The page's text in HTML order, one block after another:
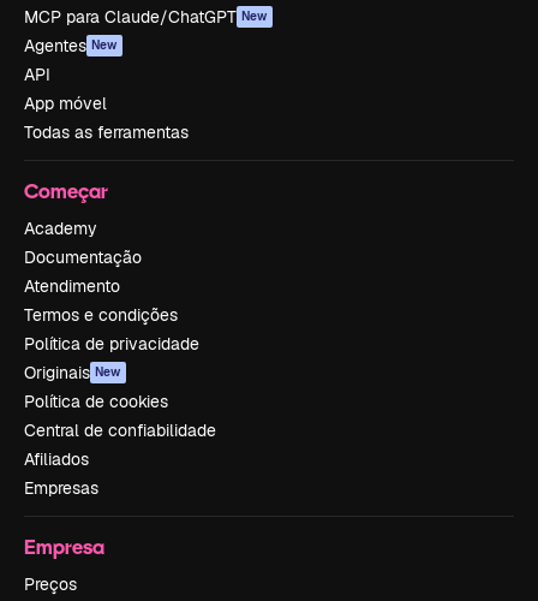
MCP para Claude/ChatGPT New
Agentes New
API
App móvel
Todas as ferramentas
Começar
Academy
Documentação
Atendimento
Termos e condições
Política de privacidade
Originais New
Política de cookies
Central de confiabilidade
Afiliados
Empresas
Empresa
Preços